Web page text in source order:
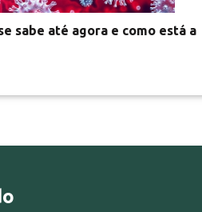
sabe até agora e como está a